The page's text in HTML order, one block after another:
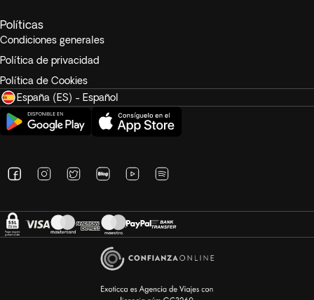
Políticas
Condiciones generales
Política de privacidad
Política de Cookies
España (ES) - Español